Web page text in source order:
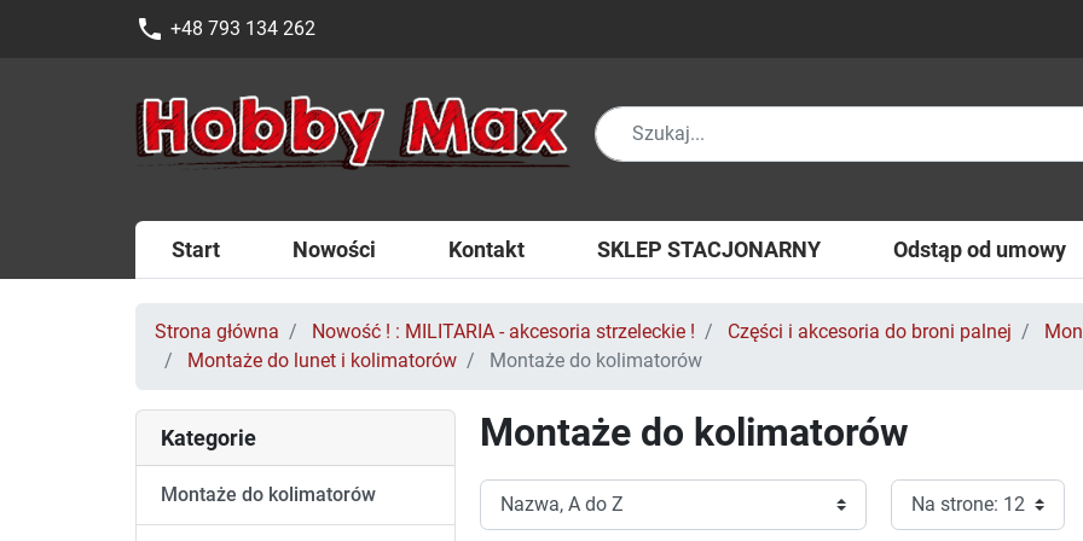
phone +48 793 134 262
Start Nowości Kontakt SKLEP STACJONARNY Odstąp od umowy
Strona główna Nowość ! : MILITARIA - akcesoria strzeleckie ! Części i akcesoria do broni palnej
Montaże do lunet i kolimatorów
Montaże do kolimatorów
Kategorie
Montaże do kolimatorów
Montaże do kolimatorów